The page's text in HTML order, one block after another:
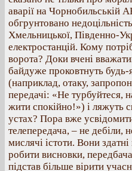
аварії на Чорнобильській
обгрунтовано
Хмельницької, Південно-
електростанцій. Кому
ворота? Доки вчені
байдуже проковтнуть
(наприклад, отаку,
передачі: «Не турбуйтеся,
жити спокійно!») і ляжуть
устах? Пора вже
телепередача, – не дебіли,
мислячі істоти. Вони
робити висновки,
підстав більше вірити